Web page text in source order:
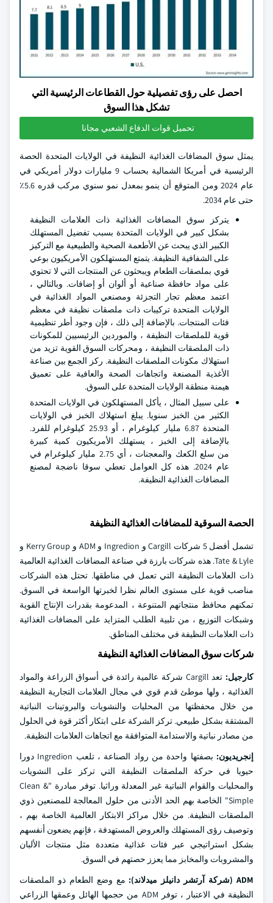
احصل على رؤى تفصيلية حول القطاعات الرئيسية التي
تشكل هذا السوق
تحميل قوات الدفاع الشعبي مجانا
يمثل سوق المضافات الغذائية النظيفة في الولايات المتحدة الحصة
الرئيسية في أمريكا الشمالية بحساب 9 مليارات دولار أمريكي في
عام 2024 ومن المتوقع أن ينمو بمعدل نمو سنوي مركب قدره 5.6٪
حتى عام 2034.
يتركز سوق المضافات الغذائية ذات العلامات النظيفة
بشكل كبير في الولايات المتحدة بسبب تفضيل المستهلك
الكبير الذي يبحث عن الأطعمة الصحية والطبيعية مع التركيز
على الشفافية النظيفة. يتمتع المستهلكون الأمريكيون بوعي
قوي بملصقات الطعام ويبحثون عن المنتجات التي لا تحتوي
على مواد حافظة صناعية أو ألوان أو إضافات. وبالتالي ،
اعتمد معظم تجار التجزئة ومصنعي المواد الغذائية في
الولايات المتحدة تركيبات ذات ملصقات نظيفة في معظم
فئات المنتجات. بالإضافة إلى ذلك ، فإن وجود أطر تنظيمية
قوية للملصقات النظيفة ، والموردين الرئيسيين للمكونات
ذات الملصقات النظيفة ، ومحركات السوق القوية تزيد من
استهلاك مكونات الملصقات النظيفة. ركز الجمع بين صناعة
الأغذية المصنعة واتجاهات الصحة والعافية على تعميق
هيمنة منطقة الولايات المتحدة على السوق.
على سبيل المثال ، يأكل المستهلكون في الولايات المتحدة
الكثير من الخبز سنويا. يبلغ استهلاك الخبز في الولايات
المتحدة 6.87 مليار كيلوغرام ، أو 25.93 كيلوغرام للفرد.
بالإضافة إلى الخبز ، يستهلك الأمريكيون كمية كبيرة
من سلع الكعك والمعجنات ، أي 2.75 مليار كيلوغرام في
عام 2024. هذه كل العوامل تعطي سوقا ناضجة لمصنع
المضافات الغذائية النظيفة.
الحصة السوقية للمضافات الغذائية النظيفة
تشمل أفضل 5 شركات Cargill و Ingredion و ADM و Kerry Group و
Tate & Lyle. هذه شركات بارزة في صناعة المضافات الغذائية العالمية
ذات العلامات النظيفة التي تعمل في مناطقها. تحتل هذه الشركات
مناصب قوية على مستوى العالم نظرا لخبرتها الواسعة في السوق.
تمكنهم محافظ منتجاتهم المتنوعة ، المدعومة بقدرات الإنتاج القوية
وشبكات التوزيع ، من تلبية الطلب المتزايد على المضافات الغذائية
ذات العلامات النظيفة في مختلف المناطق.
شركات سوق المضافات الغذائية النظيفة
كارجيل:
تعد Cargill شركة عالمية رائدة في أسواق الزراعة والمواد
الغذائية ، ولها موطئ قدم قوي في مجال العلامات التجارية النظيفة
من خلال محفظتها من المحليات والنشويات والبروتينات النباتية
المشتقة بشكل طبيعي. تركز الشركة على ابتكار أكثر قوة في الحلول
من مصادر نباتية والاستدامة المتوافقة مع اتجاهات العلامات النظيفة.
إنجريديون:
بصفتها واحدة من رواد الصناعة ، تلعب Ingredion دورا
حيويا في حركة الملصقات النظيفة التي تركز على النشويات
والمحليات والقوام النباتية غير المعدلة وراثيا. توفر مبادرة "Clean &
Simple" الخاصة بهم الحد الأدنى من حلول المعالجة للمصنعين ذوي
الملصقات النظيفة. من خلال مراكز الابتكار العالمية الخاصة بهم ،
وتوصيف رؤى المستهلك والعروض المستهدفة ، فإنهم يضعون أنفسهم
بشكل استراتيجي عبر فئات غذائية متعددة مثل منتجات الألبان
والمشروبات والمخابز مما يعزز حصتهم في السوق.
ADM (شركة آرتشر دانيلز ميدلاند):
مع وضع الطعام ذو الملصقات
النظيفة في الاعتبار ، توفر ADM من حجمها الهائل وعمقها الزراعي